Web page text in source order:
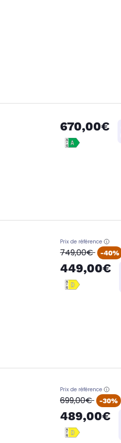
670,00€
Prix de référence
oldPrice
749,00€ -40%
449,00€
Prix de référence
oldPrice
699,00€ -30%
489,00€